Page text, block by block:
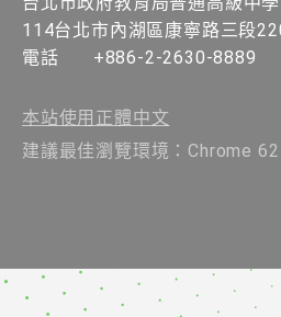
114台北市內湖區康寧路三段
電話
+886-2-2630-8889
本站使用正體中文
建議最佳瀏覽環境：Chrome